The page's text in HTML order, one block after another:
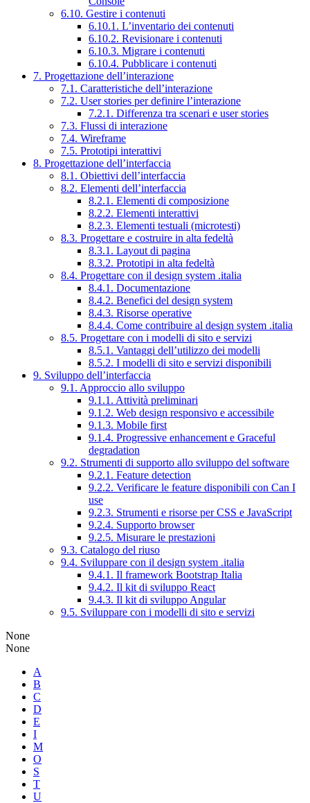
6.10. Gestire i contenuti
6.10.1. L’inventario dei contenuti
6.10.2. Revisionare i contenuti
6.10.3. Migrare i contenuti
6.10.4. Pubblicare i contenuti
7. Progettazione dell’interazione
7.1. Caratteristiche dell’interazione
7.2. User stories per definire l’interazione
7.2.1. Differenza tra scenari e user stories
7.3. Flussi di interazione
7.4. Wireframe
7.5. Prototipi interattivi
8. Progettazione dell’interfaccia
8.1. Obiettivi dell’interfaccia
8.2. Elementi dell’interfaccia
8.2.1. Elementi di composizione
8.2.2. Elementi interattivi
8.2.3. Elementi testuali (microtesti)
8.3. Progettare e costruire in alta fedeltà
8.3.1. Layout di pagina
8.3.2. Prototipi in alta fedeltà
8.4. Progettare con il design system .italia
8.4.1. Documentazione
8.4.2. Benefici del design system
8.4.3. Risorse operative
8.4.4. Come contribuire al design system .italia
8.5. Progettare con i modelli di sito e servizi
8.5.1. Vantaggi dell’utilizzo dei modelli
8.5.2. I modelli di sito e servizi disponibili
9. Sviluppo dell’interfaccia
9.1. Approccio allo sviluppo
9.1.1. Attività preliminari
9.1.2. Web design responsivo e accessibile
9.1.3. Mobile first
9.1.4. Progressive enhancement e Graceful
degradation
9.2. Strumenti di supporto allo sviluppo del software
9.2.1. Feature detection
9.2.2. Verificare le feature disponibili con Can I
use
9.2.3. Strumenti e risorse per CSS e JavaScript
9.2.4. Supporto browser
9.2.5. Misurare le prestazioni
9.3. Catalogo del riuso
9.4. Sviluppare con il design system .italia
9.4.1. Il framework Bootstrap Italia
9.4.2. Il kit di sviluppo React
9.4.3. Il kit di sviluppo Angular
9.5. Sviluppare con i modelli di sito e servizi
None
None
A
B
C
D
E
I
M
O
S
T
U